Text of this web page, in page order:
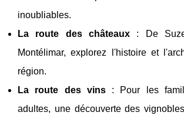
inoubliables.
La route des châteaux : De
Montélimar, explorez l'histoire et
région.
La route des vins: Pour les
adultes, une découverte des